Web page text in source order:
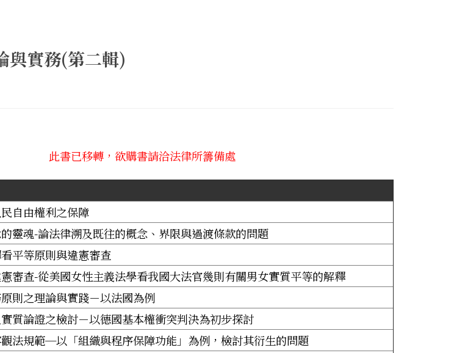
與實務(第二輯)
此書已移轉，欲購書請洽法律所籌備處
自由權利之保障
靈魂-論法律溯及既往的概念、界限與過渡條款的問題
平等原則與違憲審查
審查-從美國女性主義法學看我國大法官幾則有關男女實質平等的解釋
則之理論與實踐－以法國為例
質論證之檢討－以德國基本權衝突判決為初步探討
法規範─以「組織與程序保障功能」為例，檢討其衍生的問題